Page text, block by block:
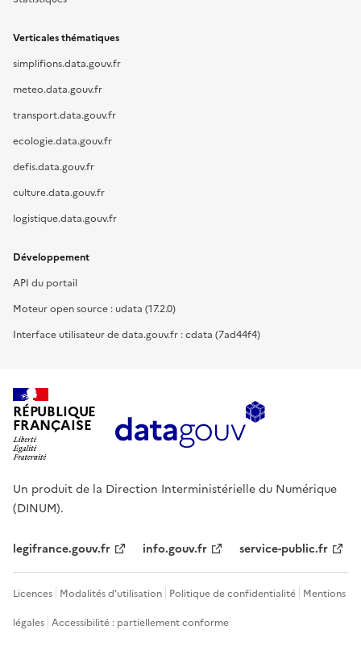
Verticales thématiques
simplifions.data.gouv.fr
meteo.data.gouv.fr
transport.data.gouv.fr
ecologie.data.gouv.fr
defis.data.gouv.fr
culture.data.gouv.fr
logistique.data.gouv.fr
Développement
API du portail
Moteur open source : udata (17.2.0)
Interface utilisateur de data.gouv.fr : cdata (7ad44f4)
RÉPUBLIQUE
FRANÇAISE
Un produit de la Direction Interministérielle du Numérique
(DINUM).
legifrance.gouv.fr info.gouv.fr service-public.fr
Licences Modalités d'utilisation Politique de confidentialité Mentions
légales Accessibilité : partiellement conforme